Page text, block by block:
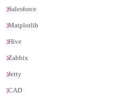
Salesforce
Matplotlib
Hive
Zabbix
Jetty
CAD